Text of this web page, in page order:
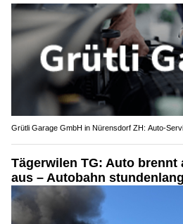
Grütli Garage GmbH in Nürensdorf ZH: Auto-
Tägerwilen TG: Auto brennt
aus – Autobahn